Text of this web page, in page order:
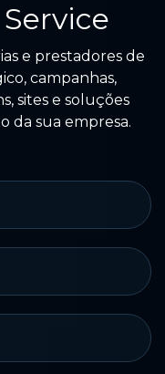
e prestadores de
campanhas,
sites e soluções
da sua empresa.